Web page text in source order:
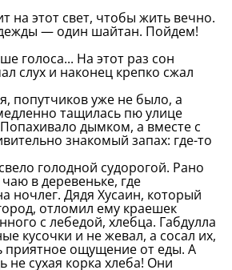
на этот свет, чтобы жить вечно.
— один шайтан. Пойдем!
голоса... На этот раз сон
слух и наконец крепко сжал
попутчиков уже не было, а
тащилась пю улице
дымком, а вместе с
знакомый запах: где-то
голодной судорогой. Рано
в деревеньке, где
ночлег. Дядя Хусаин, который
отломил ему краешек
с лебедой, хлебца. Габдулла
кусочки и не жевал, а сосал их,
приятное ощущение от еды. А
не сухая корка хлеба! Они